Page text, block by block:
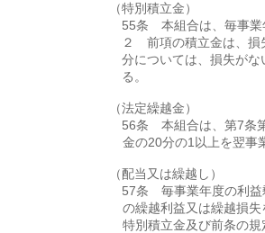
（特別積立金）
第55条 本組合は、毎事
２ 前項の積立金は、損
分については、損失が
る。
（法定繰越金）
第56条 本組合は、第7条
金の20分の1以上を翌事
（配当又は繰越し）
第57条 毎事業年度の利
の繰越利益又は繰越損
特別積立金及び前条の